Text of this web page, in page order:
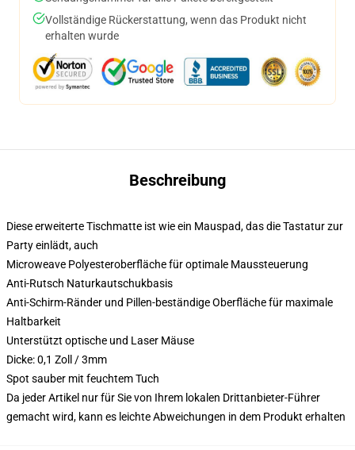
Vollständige Rückerstattung, wenn das Produkt nicht
erhalten wurde
Beschreibung
Diese erweiterte Tischmatte ist wie ein Mauspad, das die Tastatur zur
Party einlädt, auch
Microweave Polyesteroberfläche für optimale Maussteuerung
Anti-Rutsch Naturkautschukbasis
Anti-Schirm-Ränder und Pillen-beständige Oberfläche für maximale
Haltbarkeit
Unterstützt optische und Laser Mäuse
Dicke: 0,1 Zoll / 3mm
Spot sauber mit feuchtem Tuch
Da jeder Artikel nur für Sie von Ihrem lokalen Drittanbieter-Führer
gemacht wird, kann es leichte Abweichungen in dem Produkt erhalten